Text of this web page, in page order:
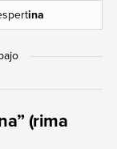
ina
(rima